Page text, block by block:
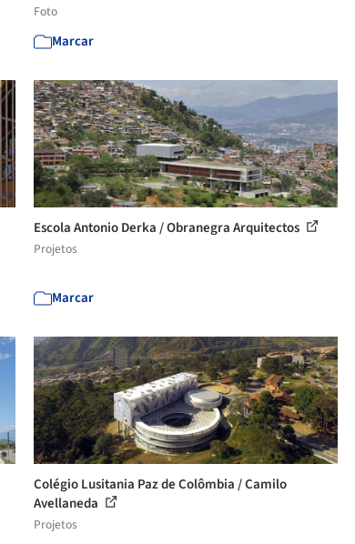
Foto
Marcar
Escola Antonio Derka / Obranegra Arquitectos
Projetos
Marcar
Colégio Lusitania Paz de Colômbia / Camilo
Avellaneda
Projetos